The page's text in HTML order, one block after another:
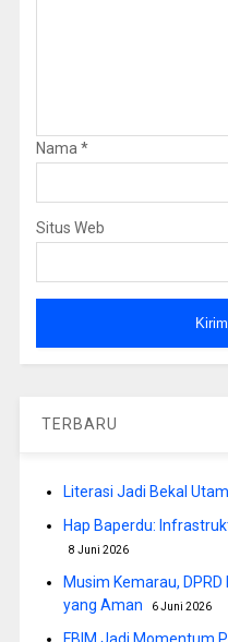
Nama *
Situs Web
TERBARU
Literasi Jadi Bekal
Hap Baperdu:
8 Juni 2026
Musim Kemarau,
yang Aman
6 Juni 2026